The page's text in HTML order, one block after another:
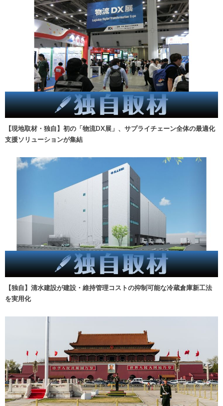
【現地取材・独自】初の「物流DX展」、サプライチェーン全体の最適化
支援ソリューションが集結
【独自】清水建設が建設・維持管理コストの抑制可能な冷蔵倉庫新工法
を実用化